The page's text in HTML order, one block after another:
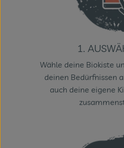
1.
Wähle deine Biokiste
deinen Bedürfnissen
auch deine eigene